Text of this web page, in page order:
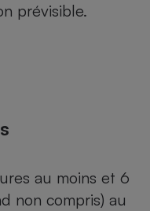
prévisible.
au moins et 6
non compris) au